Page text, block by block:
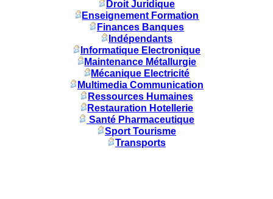
Droit Juridique
Enseignement Formation
Finances Banques
Indépendants
Informatique Electronique
Maintenance Métallurgie
Mécanique Electricité
Multimedia Communication
Ressources Humaines
Restauration Hotellerie
Santé Pharmaceutique
Sport Tourisme
Transports